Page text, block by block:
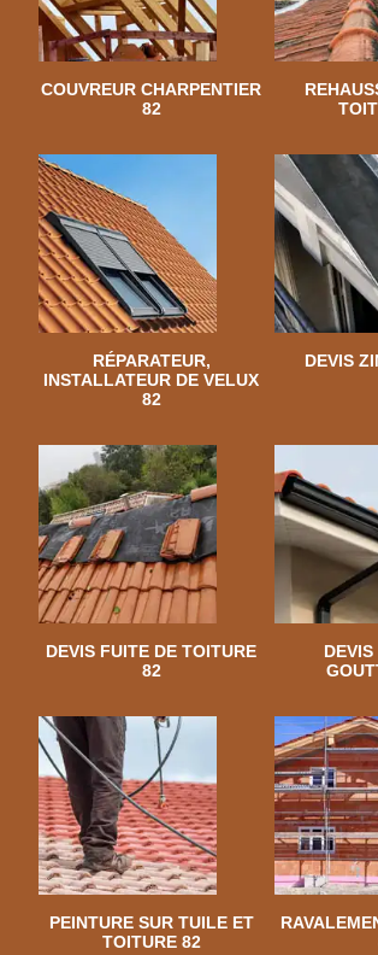
COUVREUR CHARPENTIER
82
RÉPARATEUR,
INSTALLATEUR DE VELUX
82
DEVIS
DEVIS FUITE DE TOITURE
82
PEINTURE SUR TUILE ET
TOITURE 82